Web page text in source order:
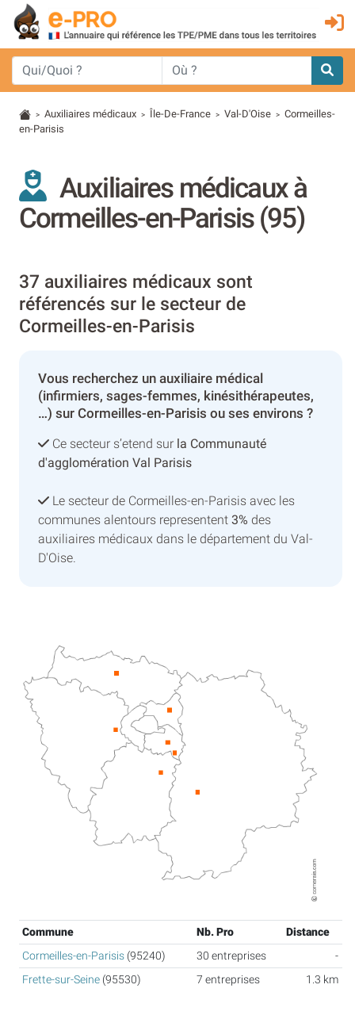
> Auxiliaires médicaux > Île-De-France > Val-D'Oise > Cormeilles-
en-Parisis
Auxiliaires médicaux à
Cormeilles-en-Parisis (95)
37 auxiliaires médicaux sont
référencés sur le secteur de
Cormeilles-en-Parisis
Vous recherchez un auxiliaire médical
(infirmiers, sages-femmes, kinésithérapeutes,
…) sur Cormeilles-en-Parisis ou ses environs ?
Ce secteur s’etend sur la Communauté
d'agglomération Val Parisis
Le secteur de Cormeilles-en-Parisis avec les
communes alentours representent 3% des
auxiliaires médicaux dans le département du Val-
D'Oise.
Commune Nb. Pro
Distance
Cormeilles-en-Parisis (95240) 30 entreprises
-
Frette-sur-Seine (95530) 7 entreprises 1.3 km